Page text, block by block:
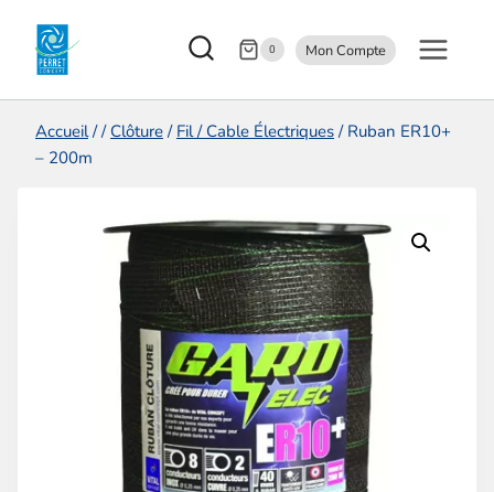
0 Mon Compte
Accueil / / Clôture / Fil / Cable Électriques / Ruban ER10+
– 200m